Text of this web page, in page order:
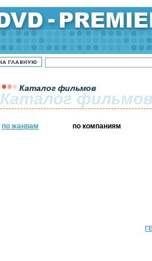
Каталог фильмов
Каталог фильмов
по жанрам по компаниям